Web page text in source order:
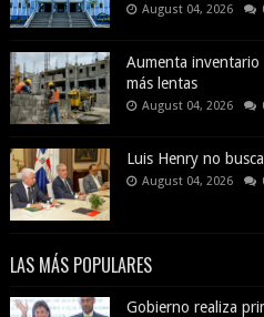
August 04, 2026
Aumenta inventario
más lentas
August 04, 2026
Luis Henry no
August 04, 2026
LAS MÁS POPULARES
Gobierno realiza